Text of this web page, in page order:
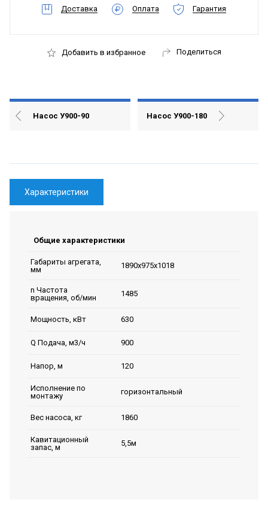
Доставка Оплата Гарантия
Добавить в избранное Поделиться
Насос У900-90 Насос У900-180
Характеристики
Общие характеристики
Габариты агрегата,
мм
1890х975х1018
n Частота
вращения, об/мин
1485
Мощность, кВт 630
Q Подача, м3/ч 900
Напор, м 120
Исполнение по
монтажу
горизонтальный
Вес насоса, кг 1860
Кавитационный
запас, м
5,5м